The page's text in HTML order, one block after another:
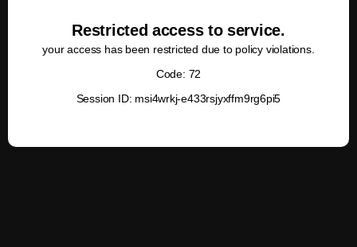
Restricted access to service.
your access has been restricted due to policy violations.
Code: 72
Session ID: msi4wrkj-e433rsjyxffm9rg6pi5